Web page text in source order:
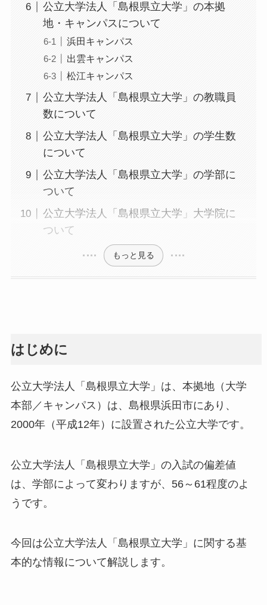
公立大学法人「島根県立大学」の本拠
地・キャンパスについて
浜田キャンパス
出雲キャンパス
松江キャンパス
公立大学法人「島根県立大学」の教職員
数について
公立大学法人「島根県立大学」の学生数
について
公立大学法人「島根県立大学」の学部に
ついて
公立大学法人「島根県立大学」大学院に
ついて
もっと見る
はじめに
公立大学法人「島根県立大学」は、本拠地（大学
本部／キャンパス）は、島根県浜田市にあり、
2000年（平成12年）に設置された公立大学です。
公立大学法人「島根県立大学」の入試の偏差値
は、学部によって変わりますが、56～61程度のよ
うです。
今回は公立大学法人「島根県立大学」に関する基
本的な情報について解説します。